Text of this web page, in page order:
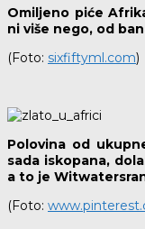
Omiljeno piće
ni više nego, od
(Foto: sixfiftyml.com)
Polovina od
sada iskopana,
a to je
(Foto: